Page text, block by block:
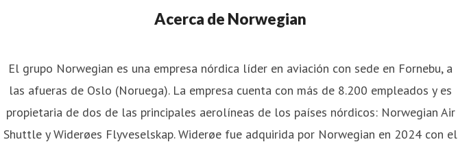
Acerca de Norwegian
El grupo Norwegian es una empresa nórdica líder en aviación con sede en Fornebu, a
las afueras de Oslo (Noruega). La empresa cuenta con más de 8.200 empleados y es
propietaria de dos de las principales aerolíneas de los países nórdicos: Norwegian Air
Shuttle y Widerøes Flyveselskap. Widerøe fue adquirida por Norwegian en 2024 con el